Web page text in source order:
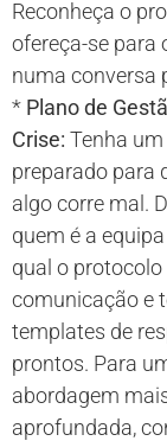
Reconheça o
ofereça-se para
numa conversa
* Plano de
Crise: Tenha
preparado para
algo corre mal.
quem é a
qual o protocolo
comunicação e
templates de
prontos. Para
abordagem
aprofundada,